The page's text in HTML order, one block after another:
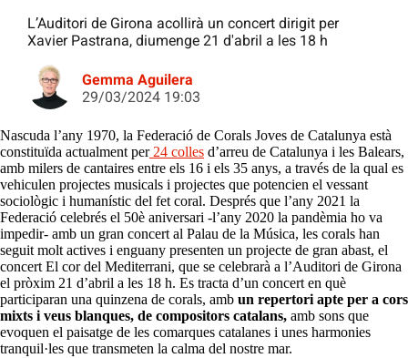
L’Auditori de Girona acollirà un concert dirigit per
Xavier Pastrana, diumenge 21 d'abril a les 18 h
Gemma Aguilera
29/03/2024 19:03
Nascuda l’any 1970, la Federació de Corals Joves de Catalunya està
constituïda actualment per24 colles d’arreu de Catalunya i les Balears,
amb milers de cantaires entre els 16 i els 35 anys, a través de la qual es
vehiculen projectes musicals i projectes que potencien el vessant
sociològic i humanístic del fet coral. Després que l’any 2021 la
Federació celebrés el 50è aniversari -l’any 2020 la pandèmia ho va
impedir- amb un gran concert al Palau de la Música, les corals han
seguit molt actives i enguany presenten un projecte de gran abast, el
concert El cor del Mediterrani, que se celebrarà a l’Auditori de Girona
el pròxim 21 d’abril a les 18 h. Es tracta d’un concert en què
participaran una quinzena de corals, amb un repertori apte per a cors
mixts i veus blanques, de compositors catalans, amb sons que
evoquen el paisatge de les comarques catalanes i unes harmonies
tranquil·les que transmeten la calma del nostre mar.